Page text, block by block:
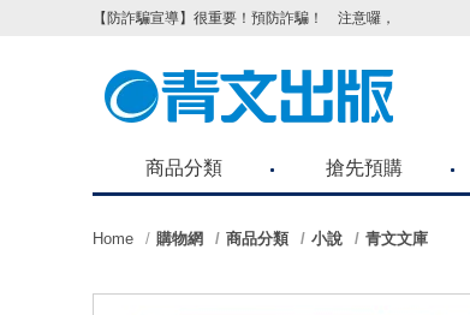
【防詐騙宣導】很重要！預防詐騙！ 注意囉，不要被騙
商品分類 搶先預購
Home 購物網 商品分類 小說 青文文庫